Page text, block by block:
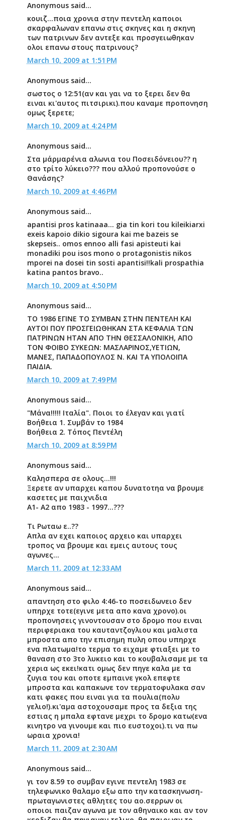
Anonymous said...
κουιζ...ποια χρονια στην πεντελη καποιοι
σκαρφαλωναν επανω στις σκηνες και η σκηνη
των πατρινων δεν αντεξε και προσγειωθηκαν
ολοι επανω στους πατρινους?
March 10, 2009 at 1:51 PM
Anonymous said...
σωστος ο 12:51(αν και γαι να το ξερει δεν θα
ειναι κι'αυτος πιτσιρικι).που καναμε προπονηση
ομως ξερετε;
March 10, 2009 at 4:24 PM
Anonymous said...
Στα μάρμαρένια αλωνια του Ποσειδόνειου?? η
στο τρίτο λύκειο??? που αλλού προπονούσε ο
Θανάσης?
March 10, 2009 at 4:46 PM
Anonymous said...
apantisi pros katinaaa... gia tin kori tou kileikiarxi
exeis kapoio dikio sigoura kai me bazeis se
skepseis.. omos ennoo alli fasi apisteuti kai
monadiki pou isos mono o protagonistis nikos
mporei na dosei tin sosti apantisi!!kali prospathia
katina pantos bravo..
March 10, 2009 at 4:50 PM
Anonymous said...
TΟ 1986 ΕΓΙΝΕ ΤΟ ΣΥΜΒΑΝ ΣΤΗΝ ΠΕΝΤΕΛΗ ΚΑΙ
ΑΥΤΟΙ ΠΟΥ ΠΡΟΣΓΕΙΩΘΗΚΑΝ ΣΤΑ ΚΕΦΑΛΙΑ ΤΩΝ
ΠΑΤΡΙΝΩΝ ΗΤΑΝ ΑΠΟ ΤΗΝ ΘΕΣΣΑΛΟΝΙΚΗ, ΑΠΟ
ΤΟΝ ΦΟΙΒΟ ΣΥΚΕΩΝ: ΜΑΣΛΑΡΙΝΟΣ,ΥΕΤΙΩΝ,
ΜΑΝΕΣ, ΠΑΠΑΔΟΠΟΥΛΟΣ Ν. ΚΑΙ ΤΑ ΥΠΟΛΟΙΠΑ
ΠΑΙΔΙΑ.
March 10, 2009 at 7:49 PM
Anonymous said...
"Μάνα!!!!! Ιταλία". Ποιοι το έλεγαν και γιατί
Βοήθεια 1. Συμβάν το 1984
Βοήθεια 2. Τόπος Πεντέλη
March 10, 2009 at 8:59 PM
Anonymous said...
Καλησπερα σε ολους...!!!
Ξερετε αν υπαρχει καπου δυνατοτηα να βρουμε
κασετες με παιχνιδια
Α1- Α2 απο 1983 - 1997...???
Τι Ρωταω ε..??
Απλα αν εχει καποιος αρχειο και υπαρχει
τροπος να βρουμε και εμεις αυτους τους
αγωνες...
March 11, 2009 at 12:33 AM
Anonymous said...
απαντηση στο φιλο 4:46-το ποσειδωνειο δεν
υπηρχε τοτε(εγινε μετα απο κανα χρονο).οι
προπονησεις γινοντουσαν στο δρομο που ειναι
περιφεριακα του καυταντζογλιου και μαλιστα
μπροστα απο την επισημη πυλη οπου υπηρχε
ενα πλατωμα!το τερμα το ειχαμε φτιαξει με το
θαναση στο 3το λυκειο και το κουβαλισαμε με τα
χερια ως εκει!κατι ομως δεν πηγε καλα με τα
ζυγια του και οποτε εμπαινε γκολ επεφτε
μπροστα και καπακωνε τον τερματοφυλακα σαν
κατι φακες που ειναι για τα πουλια(πολυ
γελιο!).κι'αμα αστοχουσαμε προς τα δεξια της
εστιας η μπαλα εφτανε μεχρι το δρομο κατω(ενα
κινητρο να γινουμε και πιο ευστοχοι).τι να πω
ωραια χρονια!
March 11, 2009 at 2:30 AM
Anonymous said...
γι τον 8.59 το συμβαν εγινε πεντελη 1983 σε
τηλεφωνικο θαλαμο εξω απο την κατασκηνωση-
πρωταγωνιστες αθλητες του αο.σερρων οι
οποιοι παιζαν αγωνα με τον αθηναικο και αν τον